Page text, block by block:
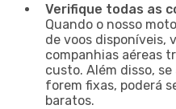
Verifique todas as
Quando o nosso
de voos disponíveis,
companhias aéreas
custo. Além disso,
forem fixas, poderá
baratos.